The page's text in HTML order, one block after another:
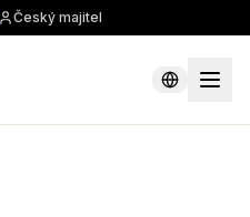
Český majitel